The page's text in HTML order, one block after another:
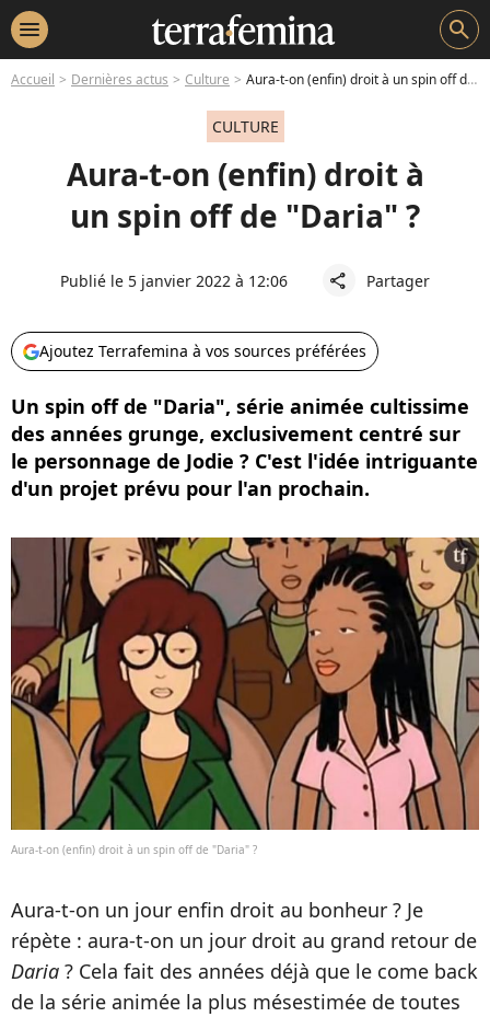
menu search
Accueil Dernières actus Culture Aura-t-on (enfin) droit à un spin off de "Daria" ?
CULTURE
Aura-t-on (enfin) droit à
un spin off de "Daria" ?
Publié le 5 janvier 2022 à 12:06 share Partager
Ajoutez Terrafemina à vos sources préférées
Un spin off de "Daria", série animée cultissime
des années grunge, exclusivement centré sur
le personnage de Jodie ? C'est l'idée intriguante
d'un projet prévu pour l'an prochain.
Aura-t-on (enfin) droit à un spin off de "Daria" ?
Aura-t-on un jour enfin droit au bonheur ? Je
répète : aura-t-on un jour droit au grand retour de
Daria ? Cela fait des années déjà que le come back
de la série animée la plus mésestimée de toutes